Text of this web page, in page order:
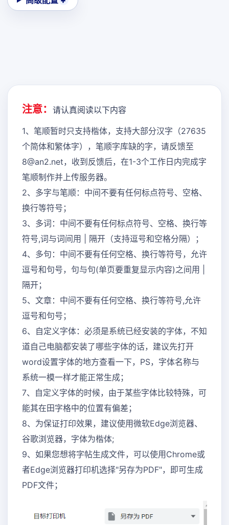
注意： 请认真阅读以下内容
1、笔顺暂时只支持楷体，支持大部分汉字（27635
个简体和繁体字），笔顺字库缺的字，请反馈至
8@an2.net，收到反馈后，在1-3个工作日内完成字
笔顺制作并上传服务器。
2、多字与笔顺：中间不要有任何标点符号、空格、
换行等符号；
3、多词：中间不要有任何标点符号、空格、换行等
符号,词与词间用 | 隔开（支持逗号和空格分隔）；
4、多句：中间不要有任何空格、换行等符号，允许
逗号和句号，句与句(单页要重复显示内容)之间用 |
隔开；
5、文章：中间不要有任何空格、换行等符号,允许
逗号和句号；
6、自定义字体：必须是系统已经安装的字体，不知
道自己电脑都安装了哪些字体的话，建议先打开
word设置字体的地方查看一下，PS，字体名称与
系统一模一样才能正常生成；
7、自定义字体的时候，由于某些字体比较特殊，可
能其在田字格中的位置有偏差；
8、为保证打印效果，建议使用微软Edge浏览器、
谷歌浏览器，字体为楷体;
9、如果您想将字帖生成文件，可以使用Chrome或
者Edge浏览器打印机选择"另存为PDF"，即可生成
PDF文件；